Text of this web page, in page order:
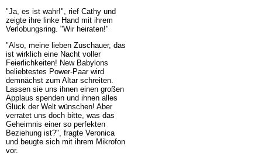
"Ja, es ist wahr!", rief Cathy und
zeigte ihre linke Hand mit ihrem
Verlobungsring. "Wir heiraten!"
"Also, meine lieben Zuschauer, das
ist wirklich eine Nacht voller
Feierlichkeiten! New Babylons
beliebtestes Power-Paar wird
demnächst zum Altar schreiten.
Lassen sie uns ihnen einen großen
Applaus spenden und ihnen alles
Glück der Welt wünschen! Aber
verratet uns doch bitte, was das
Geheimnis einer so perfekten
Beziehung ist?", fragte Veronica
und beugte sich mit ihrem Mikrofon
vor.